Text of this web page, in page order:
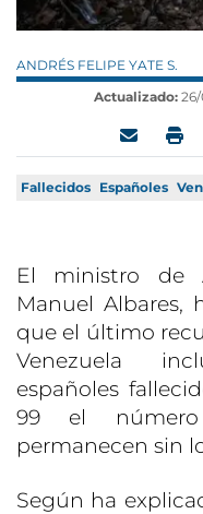
ANDRÉS FELIPE YATE S.
Actualizado:
Fallecidos Españoles
El ministro de
Manuel Albares,
que el último
Venezuela
españoles
99 el
permanecen sin
Según ha